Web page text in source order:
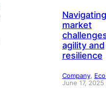
Navigating
market
agility and
resilience
Company,
June 17, 2025